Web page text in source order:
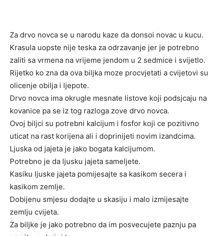
Za drvo novca se u narodu kaze da donsoi novac u kucu.
Krasula uopste nije teska za odrzavanje jer je potrebno
zaliti sa vrmena na vrijeme jendom u 2 sedmice i svijetlo.
Rijetko ko zna da ova biljka moze procvjetati a cvijetovi su
olicenje obilja i ljepote.
Drvo novca ima okrugle mesnate listove koji podsjcaju na
kovanice pa se iz tog razloga zove drvo novca.
Ovoj biljci su potrebni kalcijum i fosfor koji ce pozitivno
uticat na rast korijena ali i doprinijeti novim izandcima.
Ljuska od jajeta je jako bogata kalcijumom.
Potrebno je da ljusku jajeta sameljete.
Kasiku ljuske jajeta pomijesajte sa kasikom secera i
kasikom zemlje.
Dobijenu smjesu dodajte u skasiju i malo izmijesajte
zemlju cvijeta.
Za biljke je jako potrebno da im posvecujete paznju pa